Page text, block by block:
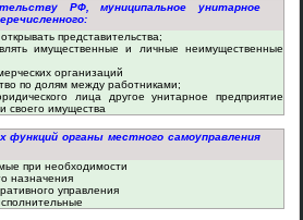
РФ, муниципальное унитарное
представительства;
имущественные и личные неимущественные
организаций
по долям между работниками;
лица другое унитарное предприятие
своего имущества
функций органы местного самоуправления
при необходимости
назначения
управления